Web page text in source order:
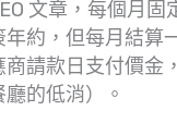
文章，每個月固
約，但每月結算
請款日支付價金
的低消）。